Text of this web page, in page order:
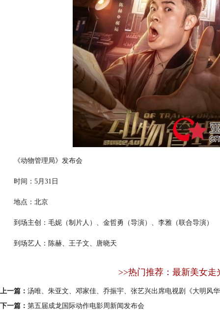
《动物管理局》发布会
时间：5月31日
地点：北京
到场主创：毛妮（制片人）、金哲勇（导演）、李雅（联合导演）
到场艺人：陈赫、王子文、唐晓天
>>热门推荐：最新美女走
上一篇： 汤唯、朱亚文、邓家佳、乔振宇、张艺兴出席电视剧《大明风
下一篇： 第五届成龙国际动作电影周新闻发布会